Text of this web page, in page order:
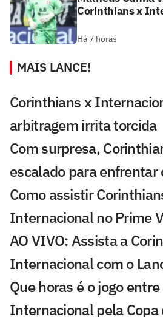
Corinthians x
Há 7 horas
MAIS LANCE!
Corinthians x
arbitragem irrita torcida
Com surpresa,
escalado para
Como assistir
Internacional no Prime
AO VIVO: Assista a
Internacional com o
Que horas é o jogo
Internacional pela Copa